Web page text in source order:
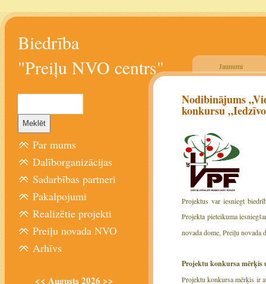
Biedrība
"Preiļu NVO centrs"
Jaunumi
Nodibinājums
konkursu
Projektus var iesniegt
Projekta pieteikuma
novada dome, Preiļu novada
Projektu konkursa mērķis
Projektu konkursa mērķis ir
Par mums
Dalīborganizācijas
Sadarbības partneri
Pakalpojumi
Realizētie projekti
Preiļu novada NVO
Arhīvs
<< Augusts 2026 >>